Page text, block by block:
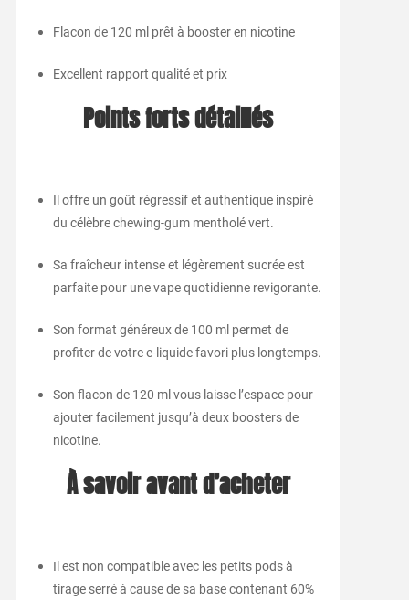
Flacon de 120 ml prêt à booster en nicotine
Excellent rapport qualité et prix
Points forts détaillés
Il offre un goût régressif et authentique inspiré
du célèbre chewing-gum mentholé vert.
Sa fraîcheur intense et légèrement sucrée est
parfaite pour une vape quotidienne revigorante.
Son format généreux de 100 ml permet de
profiter de votre e-liquide favori plus longtemps.
Son flacon de 120 ml vous laisse l’espace pour
ajouter facilement jusqu’à deux boosters de
nicotine.
À savoir avant d’acheter
Il est non compatible avec les petits pods à
tirage serré à cause de sa base contenant 60%